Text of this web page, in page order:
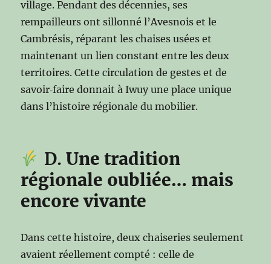
village. Pendant des décennies, ses
rempailleurs ont sillonné l’Avesnois et le
Cambrésis, réparant les chaises usées et
maintenant un lien constant entre les deux
territoires. Cette circulation de gestes et de
savoir‑faire donnait à Iwuy une place unique
dans l’histoire régionale du mobilier.
D.Une tradition
régionale oubliée… mais
encore vivante
Dans cette histoire, deux chaiseries seulement
avaient réellement compté : celle de